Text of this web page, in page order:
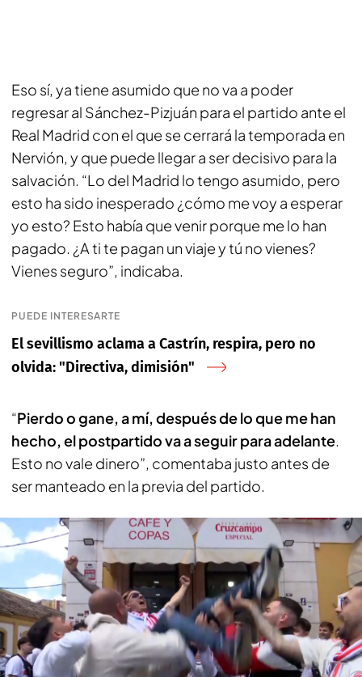
Eso sí, ya tiene asumido que no va a poder
regresar al Sánchez-Pizjuán para el partido ante el
Real Madrid con el que se cerrará la temporada en
Nervión, y que puede llegar a ser decisivo para la
salvación. “Lo del Madrid lo tengo asumido, pero
esto ha sido inesperado ¿cómo me voy a esperar
yo esto? Esto había que venir porque me lo han
pagado. ¿A ti te pagan un viaje y tú no vienes?
Vienes seguro”, indicaba.
PUEDE INTERESARTE
El sevillismo aclama a Castrín, respira, pero no
olvida: "Directiva, dimisión"
“Pierdo o gane, a mí, después de lo que me han
hecho, el postpartido va a seguir para adelante.
Esto no vale dinero”, comentaba justo antes de
ser manteado en la previa del partido.